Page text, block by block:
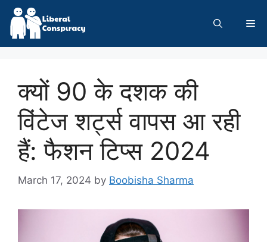
Skip
content
क्यों 90 के दशक की
विंटेज शर्ट्स वापस आ रही
हैं: फैशन टिप्स 2024
March 17, 2024 by Boobisha Sharma